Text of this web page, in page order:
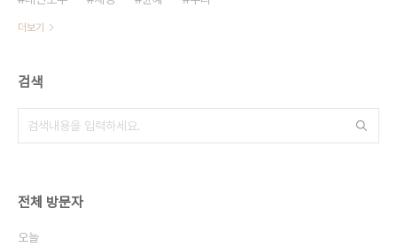
더보기
검색
전체 방문자
오늘